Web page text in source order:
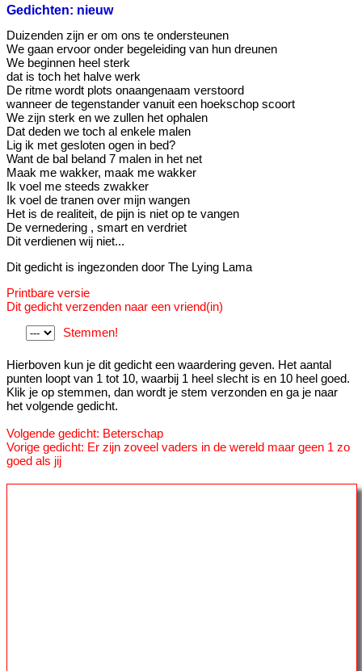
Gedichten: nieuw
Duizenden zijn er om ons te ondersteunen
We gaan ervoor onder begeleiding van hun dreunen
We beginnen heel sterk
dat is toch het halve werk
De ritme wordt plots onaangenaam verstoord
wanneer de tegenstander vanuit een hoekschop scoort
We zijn sterk en we zullen het ophalen
Dat deden we toch al enkele malen
Lig ik met gesloten ogen in bed?
Want de bal beland 7 malen in het net
Maak me wakker, maak me wakker
Ik voel me steeds zwakker
Ik voel de tranen over mijn wangen
Het is de realiteit, de pijn is niet op te vangen
De vernedering , smart en verdriet
Dit verdienen wij niet...
Dit gedicht is ingezonden door The Lying Lama
Printbare versie
Dit gedicht verzenden naar een vriend(in)
Stemmen!
Hierboven kun je dit gedicht een waardering geven. Het aantal
punten loopt van 1 tot 10, waarbij 1 heel slecht is en 10 heel goed.
Klik je op stemmen, dan wordt je stem verzonden en ga je naar
het volgende gedicht.
Volgende gedicht: Beterschap
Vorige gedicht: Er zijn zoveel vaders in de wereld maar geen 1 zo
goed als jij